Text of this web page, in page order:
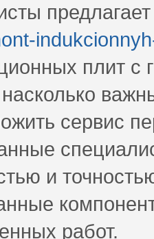
плит с
сервис
и
работ.